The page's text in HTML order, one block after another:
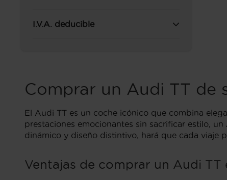
I.V.A. deducible
Comprar un Audi TT de
El Audi TT es un coche icónico que combina
prestaciones emocionantes sin sacrificar estilo, un
dinámico y diseño distintivo, hará que cada viaje
Ventajas de comprar un Audi